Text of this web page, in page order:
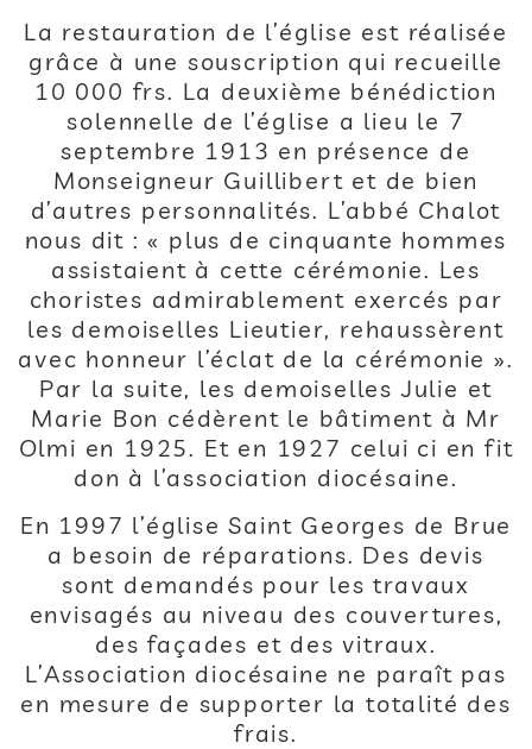
La restauration de l’église est réalisée
grâce à une souscription qui recueille
10 000 frs. La deuxième bénédiction
solennelle de l’église a lieu le 7
septembre 1913 en présence de
Monseigneur Guillibert et de bien
d’autres personnalités. L’abbé Chalot
nous dit : « plus de cinquante hommes
assistaient à cette cérémonie. Les
choristes admirablement exercés par
les demoiselles Lieutier, rehaussèrent
avec honneur l’éclat de la cérémonie ».
Par la suite, les demoiselles Julie et
Marie Bon cédèrent le bâtiment à Mr
Olmi en 1925. Et en 1927 celui ci en fit
don à l’association diocésaine.
En 1997 l’église Saint Georges de Brue
a besoin de réparations. Des devis
sont demandés pour les travaux
envisagés au niveau des couvertures,
des façades et des vitraux.
L’Association diocésaine ne paraît pas
en mesure de supporter la totalité des
frais.